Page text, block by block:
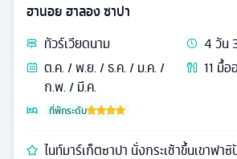
ฮานอย ฮาลอง ซาปา
ทัวร์เวียดนาม 4วัน
ต.ค. / พ.ย. / ธ.ค. / ม.ค. /
ก.พ. / มี.ค.
11 มื้อ
ที่พักระดับ
ไนท์มาร์เก็ตซาปา นั่งกระเช้าขึ้นเขาฟา